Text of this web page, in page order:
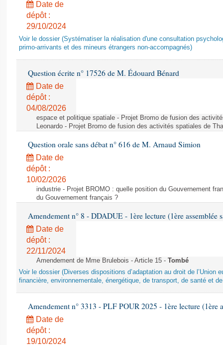
Date de
dépôt :
29/10/2024
Voir le dossier (Systématiser la réalisation d'une consultation
primo-arrivants et des mineurs étrangers non-accompagnés)
Question écrite n° 17526 de M. Édouard Bénard
Date de
dépôt :
04/08/2026
espace et politique spatiale - Projet Bromo de fusion des
Leonardo - Projet Bromo de fusion des activités spatiales de
Question orale sans débat n° 616 de M. Arnaud Simion
Date de
dépôt :
10/02/2026
industrie - Projet BROMO : quelle position du Gouvernement
du Gouvernement français ?
Amendement n° 8 - DDADUE - 1ère lecture (1ère assemblée
Date de
dépôt :
22/11/2024
Amendement de Mme Brulebois - Article 15 - Tombé
Voir le dossier (Diverses dispositions d’adaptation au droit de l’Union
financière, environnementale, énergétique, de transport, de santé et
Amendement n° 3313 - PLF POUR 2025 - 1ère lecture (1ère
Date de
dépôt :
19/10/2024